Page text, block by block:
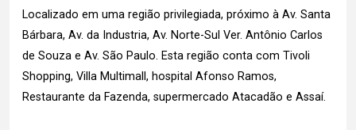
Localizado em uma região privilegiada, próximo à Av. Santa
Bárbara, Av. da Industria, Av. Norte-Sul Ver. Antônio Carlos
de Souza e Av. São Paulo. Esta região conta com Tivoli
Shopping, Villa Multimall, hospital Afonso Ramos,
Restaurante da Fazenda, supermercado Atacadão e Assaí.